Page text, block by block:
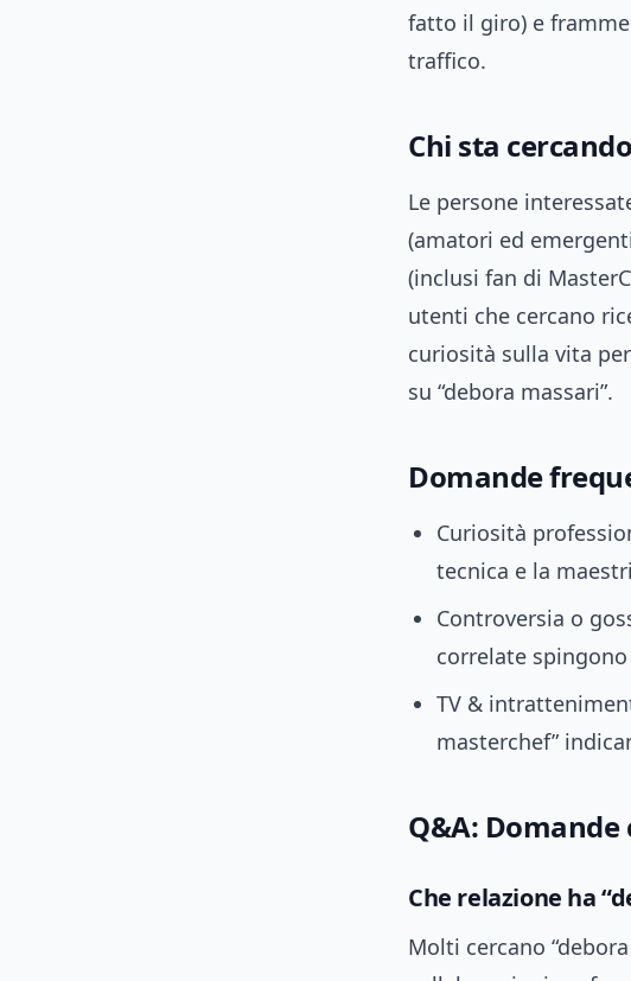
fatto il giro) e
traffico.
Chi sta
Le persone
(amatori ed
(inclusi fan di
utenti che cercano
curiosità sulla vita
su “debora massari”.
Domande
Curiosità
tecnica e la
Controversia o
correlate
TV &
masterchef”
Q&A:
Che relazione ha
Molti cercano